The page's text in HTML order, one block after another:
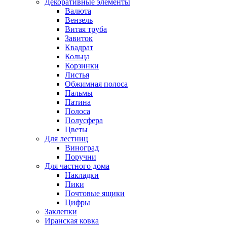
Декоративные элементы
Валюта
Вензель
Витая труба
Завиток
Квадрат
Кольца
Корзинки
Листья
Обжимная полоса
Пальмы
Патина
Полоса
Полусфера
Цветы
Для лестниц
Виноград
Поручни
Для частного дома
Накладки
Пики
Почтовые ящики
Цифры
Заклепки
Иранская ковка